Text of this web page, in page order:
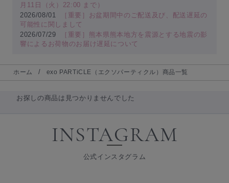
月11日（火）22:00 まで）
2026/08/01
［重要］お盆期間中のご配送及び、配送遅延の
可能性に関しまして
2026/07/29
［重要］熊本県熊本地方を震源とする地震の影
響によるお荷物のお届け遅延について
ホーム exo PARTiCLE（エクソパーティクル）商品一覧
お探しの商品は見つかりませんでした
INSTAGRAM
公式インスタグラム